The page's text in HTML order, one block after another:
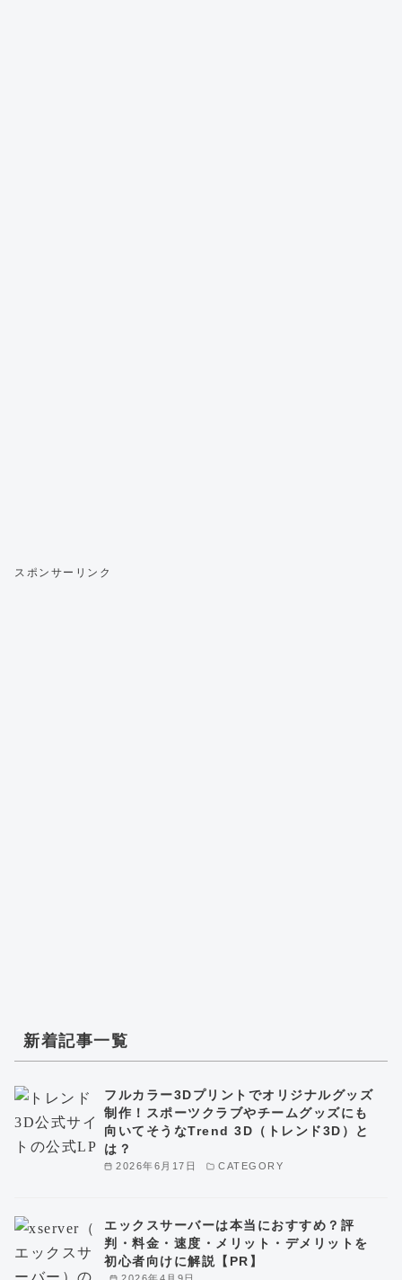
スポンサーリンク
新着記事一覧
2026年6月17日 CATEGORY
フルカラー3Dプリントでオリジナルグッズ
制作！スポーツクラブやチームグッズにも
向いてそうなTrend 3D（トレンド3D）と
は？
エックスサーバーは本当におすすめ？評
判・料金・速度・メリット・デメリットを
初心者向けに解説【PR】